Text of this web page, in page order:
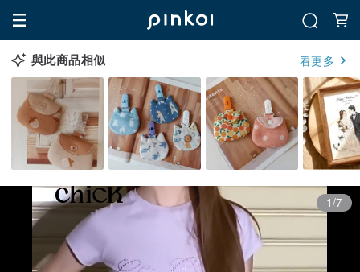
與此商品相似 看更多
1/7